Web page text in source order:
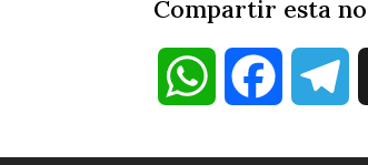
Compartir esta
W